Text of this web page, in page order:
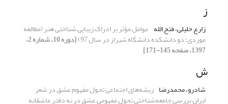
ز
زارع خلیلی، فتح الله عوامل مؤثر بر ادراک زیبایی شناختی هنر (مطالعه
موردی: دو دانشکده دانشگاه شیراز در سال 97) [دوره 10، شماره 2،
1397، صفحه 145-171]
ش
شادرو، محمدرضا ریشه‌های اجتماعی تحول مفهوم عشق در شعر
ایران بررسی جامعه‌شناختی تحول مفهومی عشق در نه دفتر عاشقانه